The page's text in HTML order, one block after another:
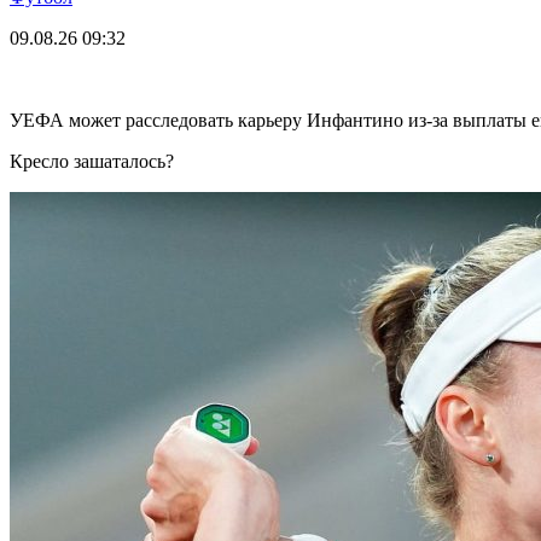
09.08.26 09:32
УЕФА может расследовать карьеру Инфантино из-за выплаты
Кресло зашаталось?